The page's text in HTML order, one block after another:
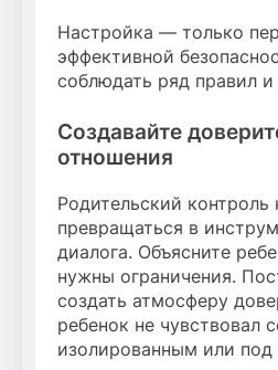
Настройка — только
эффективной
соблюдать ряд правил
Создавайте
отношения
Родительский контроль
превращаться в
диалога. Объясните
нужны ограничения.
создать атмосферу
ребенок не чувствовал
изолированным или